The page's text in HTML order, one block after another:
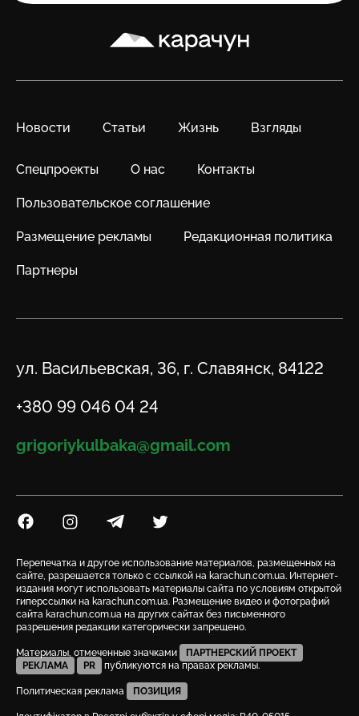
Карачун
Новости Статьи Жизнь Взгляды
Спецпроекты О нас Контакты
Пользовательское соглашение
Размещение рекламы Редакционная политика
Партнеры
Адрес
ул. Васильевская, 36, г. Славянск, 84122
Телефон
+380 99 046 04 24
Email
grigoriykulbaka@gmail.com
Посилання на Facebook
Посилання на Instagram
Посилання на Telegram
Посилання на Twitter
Перепечатка и другое использование материалов, размещенных на
сайте, разрешается только с ссылкой на karachun.com.ua. Интернет-
издания могут использовать материалы сайта по условиям открытой
гиперссылки на karachun.com.ua. Размещение видео и фотографий
сайта karachun.com.ua на других сайтах без письменного
разрешения редакции категорически запрещено.
Материалы, отмеченные значками
ПАРТНЕРСКИЙ ПРОЕКТ
РЕКЛАМА
PR публикуются на правах рекламы.
Политическая реклама ПОЗИЦИЯ